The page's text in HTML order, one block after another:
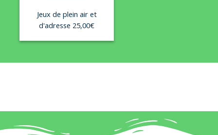
Jeux de plein air et
d'adresse 25,00€